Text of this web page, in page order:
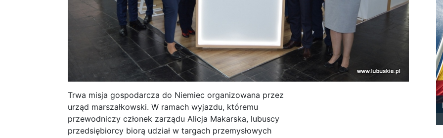
Trwa misja gospodarcza do Niemiec organizowana przez
urząd marszałkowski. W ramach wyjazdu, któremu
przewodniczy członek zarządu Alicja Makarska, lubuscy
przedsiębiorcy biorą udział w targach przemysłowych